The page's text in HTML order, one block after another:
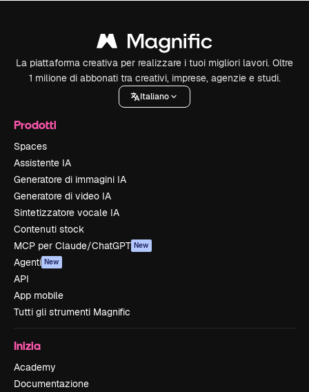
La piattaforma creativa per realizzare i tuoi migliori lavori. Oltre
1 milione di abbonati tra creativi, imprese, agenzie e studi.
Italiano
Prodotti
Spaces
Assistente IA
Generatore di immagini IA
Generatore di video IA
Sintetizzatore vocale IA
Contenuti stock
MCP per Claude/ChatGPT New
Agenti New
API
App mobile
Tutti gli strumenti Magnific
Inizia
Academy
Documentazione